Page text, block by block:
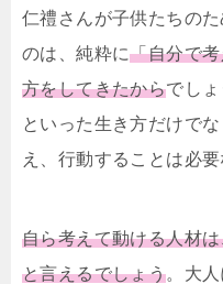
仁禮さんが子供たちの
のは、純粋に「自分で
方をしてきたからでし
といった生き方だけで
え、行動することは必要
自ら考えて動ける人材
と言えるでしょう。大